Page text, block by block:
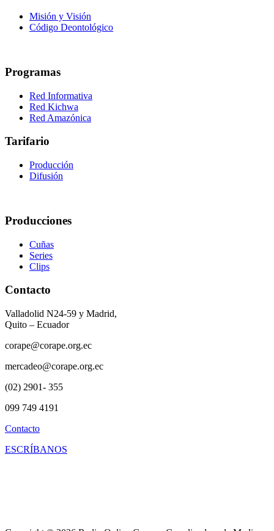
Misión y Visión
Código Deontológico
Programas
Red Informativa
Red Kichwa
Red Amazónica
Tarifario
Producción
Difusión
Producciones
Cuñas
Series
Clips
Contacto
Valladolid N24-59 y Madrid,
Quito – Ecuador
corape@corape.org.ec
mercadeo@corape.org.ec
(02) 2901- 355
099 749 4191
Contacto
ESCRÍBANOS